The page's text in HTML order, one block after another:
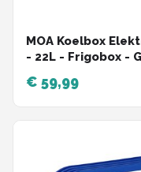
MOA Koelbox
- 22L - Frigobox -
€ 59,99